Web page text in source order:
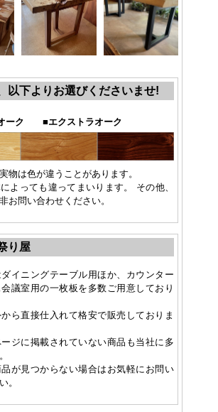
以下よりお選びくださいませ!
ーク ■エクストラオーク
物は色が違うことがあります。
よっても違ってまいります。 その他、
お問い合わせください。
り屋
ダイニングテーブル用ほか、カウンター
議室用の一枚板を多数ご用意しており
から直接仕入れて格安で販売しておりま
ージに掲載されていない商品も当社に多
品が見つからない場合はお気軽にお問い
。